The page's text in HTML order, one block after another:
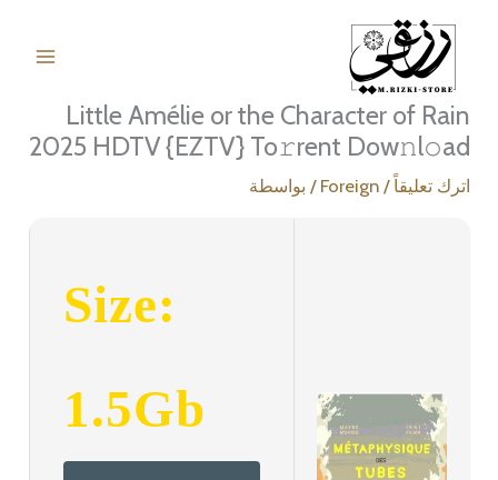
Little Amélie or the Character of Rain
2025 HDTV {EZTV} To𝚛rent Dow𝚗l𝚘ad
اترك تعليقاً /
Foreign / بواسطة
Size:
1.5Gb